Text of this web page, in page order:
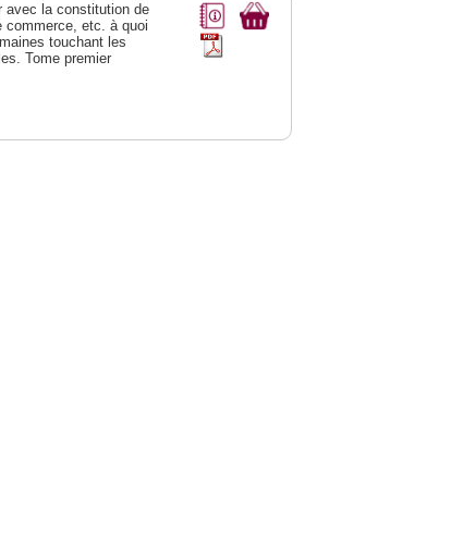
avec la constitution de
commerce, etc. à quoi
touchant les
Tome premier